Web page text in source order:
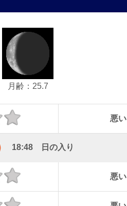
月齢：25.7
悪い
18:48 日の入り
悪い